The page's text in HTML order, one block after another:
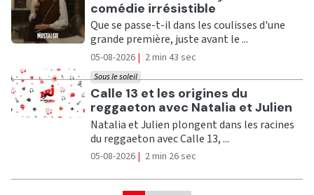
comédie irrésistible
Que se passe-t-il dans les coulisses d'une
grande première, juste avant le ...
05-08-2026 | 2 min 43 sec
Ecouter
Calle 13 et les origines du
reggaeton avec Natalia et Julien
Sous le soleil
Natalia et Julien plongent dans les racines
du reggaeton avec Calle 13, ...
05-08-2026 | 2 min 26 sec